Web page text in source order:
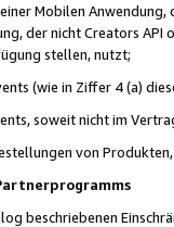
Mobilen
der nicht Creators
stellen, nutzt;
(wie in Ziffer 4 (a)
soweit nicht im
von
beschriebenen